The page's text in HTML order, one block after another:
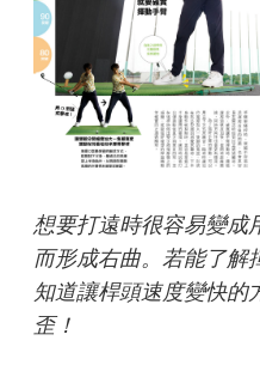
想要打遠時很容易變成
而形成右曲。若能了解
知道讓桿頭速度變快的
歪！